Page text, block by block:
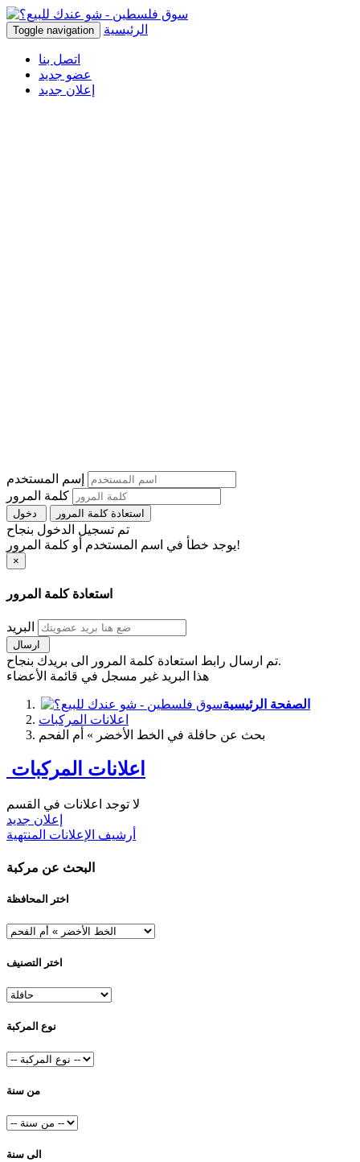
Toggle navigation الرئيسية
اتصل بنا
عضو جديد
إعلان جديد
إسم المستخدم
كلمة المرور
استعادة كلمة المرور
تم تسجيل الدخول بنجاح
يوجد خطأ في اسم المستخدم أو كلمة المرور!
×
استعادة كلمة المرور
البريد
تم ارسال رابط استعادة كلمة المرور الى بريدك بنجاح.
هذا البريد غير مسجل في قائمة الأعضاء
الصفحة الرئيسية
اعلانات المركبات
بحث عن حافلة في الخط الأخضر » أم الفحم
اعلانات المركبات
لا توجد اعلانات في القسم
إعلان جديد
أرشيف الإعلانات المنتهية
البحث عن مركبة
اختر المحافظة
اختر التصنيف
نوع المركبة
من سنة
الى سنة